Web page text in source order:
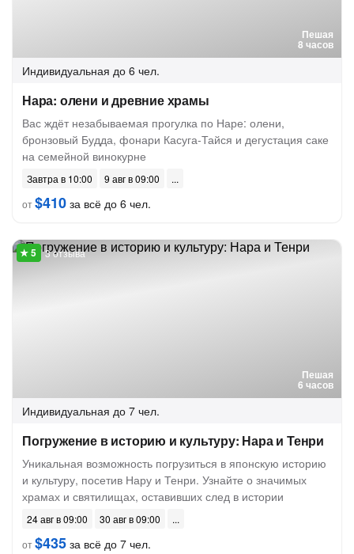
Пешая
8 часов
Индивидуальная до 6 чел.
Нара: олени и древние храмы
Вас ждёт незабываемая прогулка по Наре: олени,
бронзовый Будда, фонари Касуга-Тайся и дегустация саке
на семейной винокурне
Завтра в 10:00
9 авг в 09:00
от$410 за всё до 6 чел.
Пешая
6 часов
3 отзыва
Индивидуальная до 7 чел.
Погружение в историю и культуру: Нара и Тенри
Уникальная возможность погрузиться в японскую историю
и культуру, посетив Нару и Тенри. Узнайте о значимых
храмах и святилищах, оставивших след в истории
24 авг в 09:00
30 авг в 09:00
от$435 за всё до 7 чел.